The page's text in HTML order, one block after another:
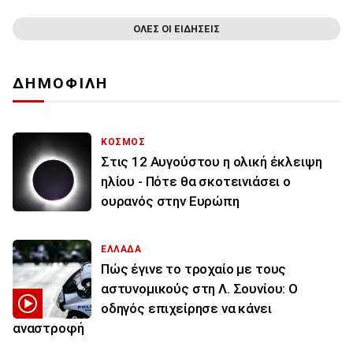
ΟΛΕΣ ΟΙ ΕΙΔΗΣΕΙΣ
ΔΗΜΟΦΙΛΗ
ΚΟΣΜΟΣ
Στις 12 Αυγούστου η ολική έκλειψη
ηλίου - Πότε θα σκοτεινιάσει ο
ουρανός στην Ευρώπη
ΕΛΛΑΔΑ
Πώς έγινε το τροχαίο με τους
αστυνομικούς στη Λ. Σουνίου: Ο
οδηγός επιχείρησε να κάνει
αναστροφή